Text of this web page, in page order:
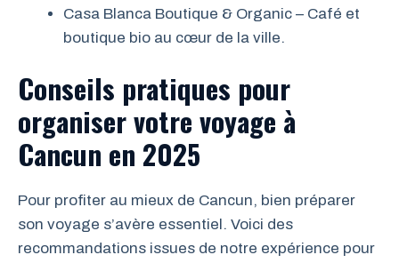
Casa Blanca Boutique & Organic – Café et
boutique bio au cœur de la ville.
Conseils pratiques pour
organiser votre voyage à
Cancun en 2025
Pour profiter au mieux de Cancun, bien préparer
son voyage s’avère essentiel. Voici des
recommandations issues de notre expérience pour